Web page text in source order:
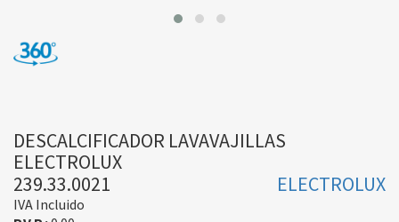
DESCALCIFICADOR LAVAVAJILLAS
ELECTROLUX
239.33.0021
ELECTROLUX
IVA Incluido